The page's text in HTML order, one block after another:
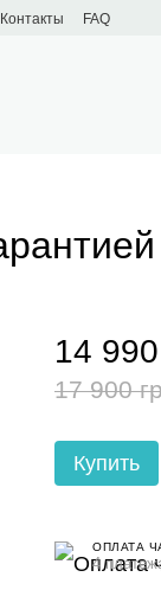
Контакты
FAQ
14
17 900
Купить
ОПЛАТА
4